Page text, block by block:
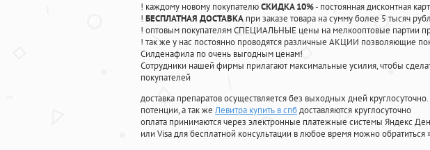
! каждому новому покупателюСКИДКА 10%- постоянная дисконтная
! БЕСПЛАТНАЯ ДОСТАВКА при заказе товара на сумму более 5 тысяч
! оптовым покупателям СПЕЦИАЛЬНЫЕ цены на мелкооптовые партии
! так же у нас постоянно проводятся различные АКЦИИ позволяющие
Силденафила по очень выгодным ценам!
Cотрудники нашей фирмы прилагают максимальные усилия, чтобы
покупателей
доставка препаратов осуществляется без выходных дней
потенции, а так же Левитра купить в спбдоставляются круглосуточно
оплата принимаются через электронные платежные системы Яндекс
или Visa для бесплатной консультации в любое время можно обратиться